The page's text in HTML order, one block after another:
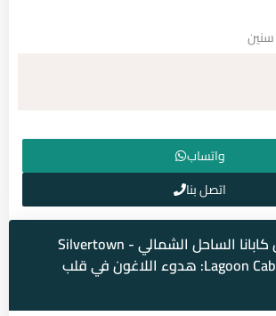
واتساب
اتصل بنا
سيلفر تاون لاجون كابانا الساحل الشمالي - Silvertown
Lagoon Cabana North Coast: هدوء اللاغون في قلب